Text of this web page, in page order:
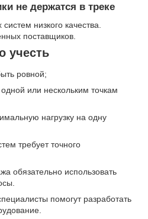
не держатся в треке
низкого качества.
поставщиков.
учесть
ровной;
или нескольким точкам
нагрузку на одну
требует точного
обязательно использовать
помогут разработать